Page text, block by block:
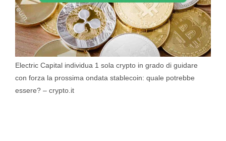
Electric Capital individua 1 sola crypto in grado di guidare
con forza la prossima ondata stablecoin: quale potrebbe
essere? – crypto.it